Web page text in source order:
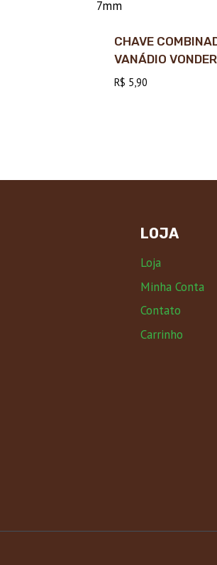
CHAVE
VANÁDIO
R$ 5,90
LOJA
Loja
Minha Conta
Contato
Carrinho